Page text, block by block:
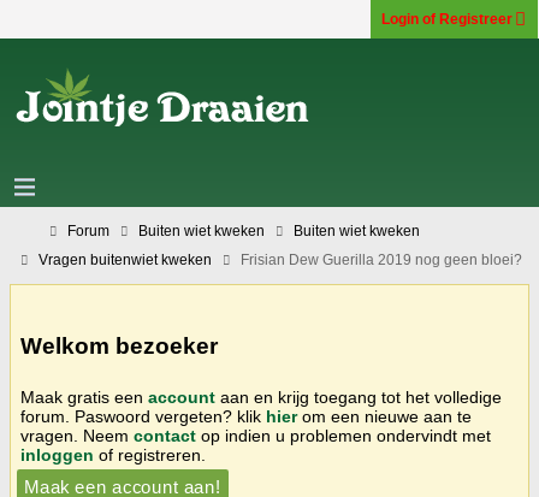
Login of Registreer
Forum Buiten wiet kweken
Buiten wiet kweken
Vragen buitenwiet kweken
Frisian Dew Guerilla 2019 nog geen bloei?
Welkom bezoeker
Maak gratis een account aan en krijg toegang tot het volledige
forum. Paswoord vergeten? klik hierom een nieuwe aan te
vragen. Neem contact op indien u problemen ondervindt met
inloggen of registreren.
Maak een account aan!